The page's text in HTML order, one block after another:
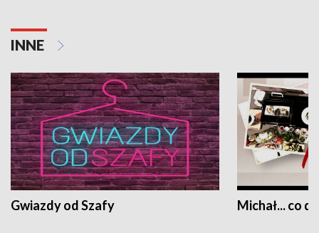
INNE
Gwiazdy od Szafy Michał... co